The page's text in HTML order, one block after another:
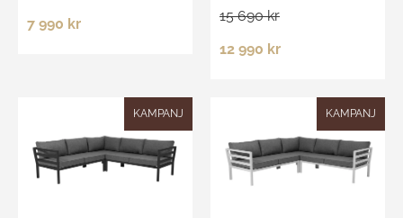
7 990 kr
15 690 kr
12 990 kr
KAMPANJ KAMPANJ